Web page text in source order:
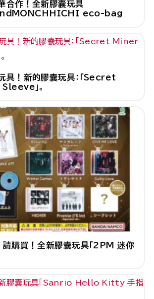
合作！全新膠囊玩具
eco-bag
具！新的膠囊玩具：「Secret
」。
請購買！全新膠囊玩具「2PM 迷你